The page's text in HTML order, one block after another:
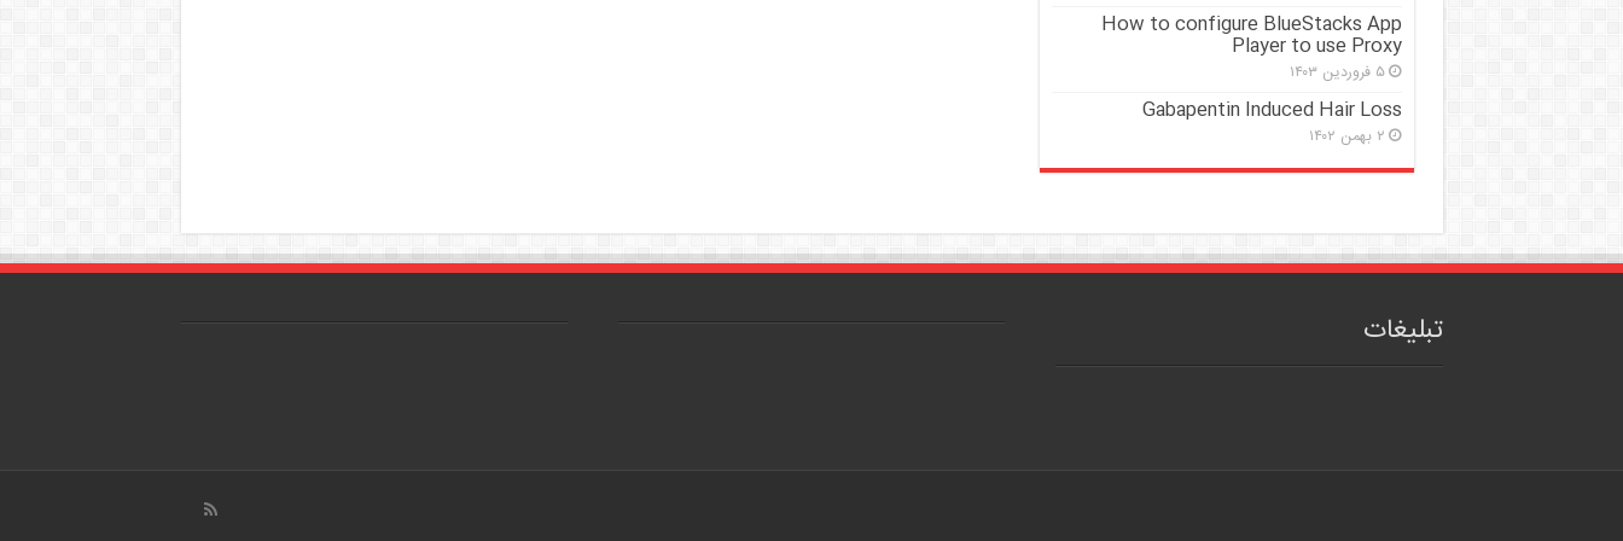
How to configure BlueStacks App
Player to use Proxy
۵ فروردین ۱۴۰۳
Gabapentin Induced Hair Loss
۲ بهمن ۱۴۰۲
تبلیغات